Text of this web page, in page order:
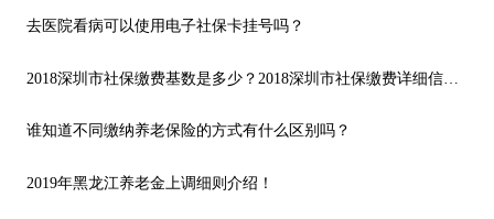
去医院看病可以使用电子社保卡挂号吗？
2018深圳市社保缴费基数是多少？2018深圳市社保缴费详细信息！
谁知道不同缴纳养老保险的方式有什么区别吗？
2019年黑龙江养老金上调细则介绍！